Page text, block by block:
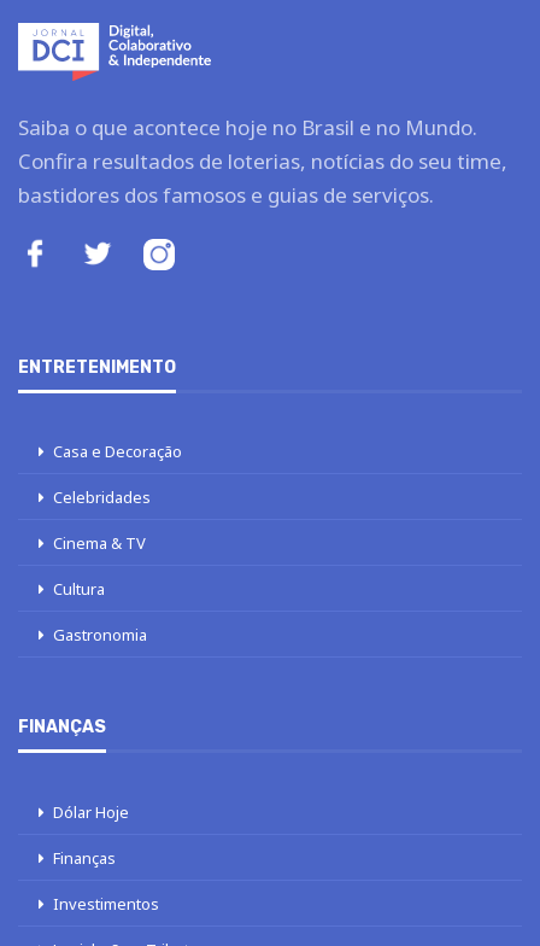
Saiba o que acontece hoje no Brasil e no Mundo.
Confira resultados de loterias, notícias do seu time,
bastidores dos famosos e guias de serviços.
ENTRETENIMENTO
Casa e Decoração
Celebridades
Cinema & TV
Cultura
Gastronomia
FINANÇAS
Dólar Hoje
Finanças
Investimentos